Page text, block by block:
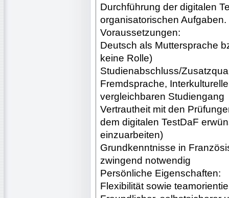
Durchführung der digitalen
organisatorischen Aufgaben.
Voraussetzungen:
Deutsch als Muttersprache
keine Rolle)
Studienabschluss/
Fremdsprache,
vergleichbaren Studiengang
Vertrautheit mit den
dem digitalen TestDaF
einzuarbeiten)
Grundkenntnisse in
zwingend notwendig
Persönliche Eigenschaften:
Flexibilität sowie